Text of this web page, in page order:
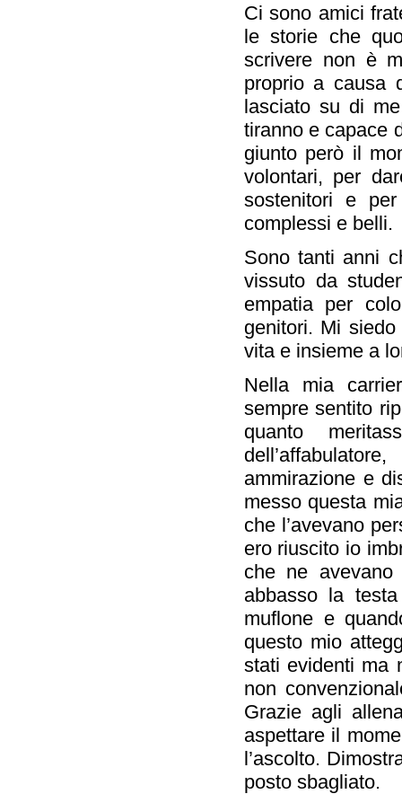
Cisono amici
le storie che
scrivere non è
proprio a causa
lasciato su di
tiranno e capace
giunto però il
volontari, per
sostenitori e
complessi e belli.
Sono tanti anni
vissuto da
empatia per
genitori. Mi
vita e insieme a
Nella mia
sempre sentito
quanto
ammirazione e
messo questa
che l’avevano
ero riuscito io
che ne
abbasso la
muflone e
questo mio
stati evidenti ma
non
Grazie agli
aspettare il
l’ascolto.
posto sbagliato.